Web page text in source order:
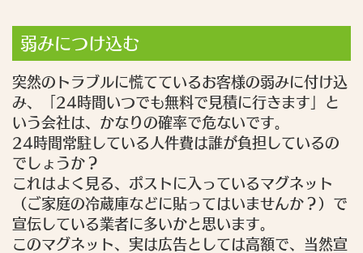
弱みにつけ込む
突然のトラブルに慌てているお客様の弱みに付け込
み、「24時間いつでも無料で見積に行きます」と
いう会社は、かなりの確率で危ないです。
24時間常駐している人件費は誰が負担しているの
でしょうか？
これはよく見る、ポストに入っているマグネット
（ご家庭の冷蔵庫などに貼ってはいませんか？）で
宣伝している業者に多いかと思います。
このマグネット、実は広告としては高額で、当然宣